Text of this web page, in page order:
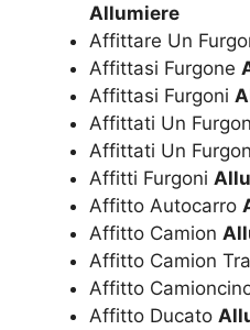
Allumiere
Affittare Un
Affittasi Furgone
Affittasi Furgoni
Affittati Un
Affittati Un
Affitti Furgoni
Affitto Autocarro
Affitto Camion
Affitto Camion
Affitto
Affitto Ducato